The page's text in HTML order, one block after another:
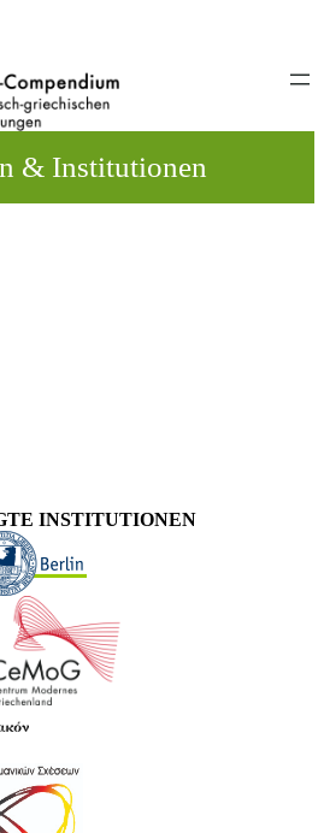
& Institutionen
INSTITUTIONEN